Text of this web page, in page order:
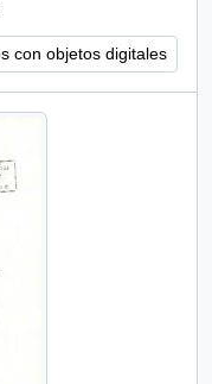
con objetos digitales